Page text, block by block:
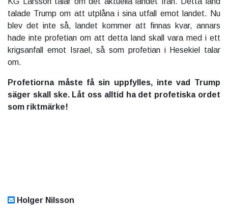
talade Trump om att utplåna i sina utfall emot landet. Nu
blev det inte så, landet kommer att finnas kvar, annars
hade inte profetian om att detta land skall vara med i ett
krigsanfall emot Israel, så som profetian i Hesekiel talar
om.
Profetiorna måste få sin uppfylles, inte vad Trump
säger skall ske. Låt oss alltid ha det profetiska ordet
som riktmärke!
Holger Nilsson